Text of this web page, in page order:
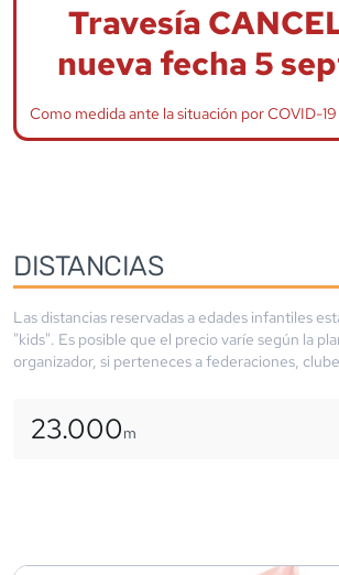
Travesía
nueva fecha 5
Como medida ante la situación por COVID-19
DISTANCIAS
Las distancias reservadas a edades infantiles
"kids". Es posible que el precio varíe según la
organizador, si perteneces a federaciones,
23.000m